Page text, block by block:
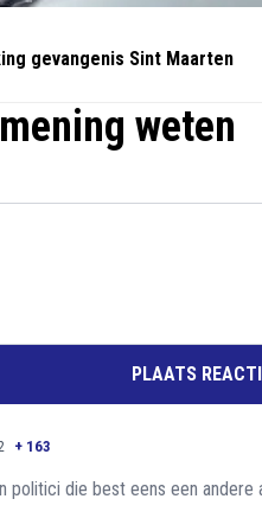
gevangenis Sint Maarten
weten
PLAATS
+ 163
politici die best eens een